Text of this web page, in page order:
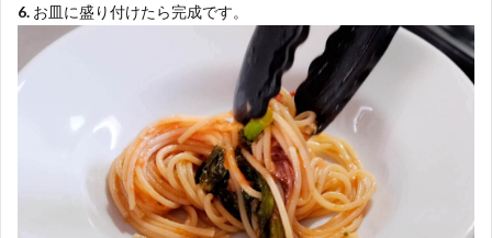
6. お皿に盛り付けたら完成です。